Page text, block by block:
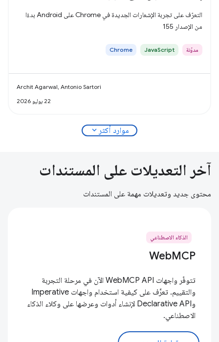
التعرّف على تجربة الإشعارات الجديدة في Chrome على Android بدءًا
من الإصدار 155
مدوّنة JavaScript
Chrome
Archit Agarwal, Antonio Sartori
22 يوليو 2026
موارد أكثر expand_more
آخر التعديلات على المستندات
محتوى جديد وتعديلات مهمة على المستندات
الذكاء الاصطناعي
WebMCP
تتوفّر واجهات WebMCP API الآن في مرحلة التجربة
والتقييم. تعرَّف على كيفية استخدام واجهات Imperative
وDeclarative API لإنشاء أدوات وعرضها على وكلاء الذكاء
الاصطناعي.